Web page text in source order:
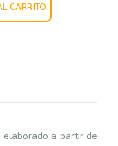
CARRITO
a partir de